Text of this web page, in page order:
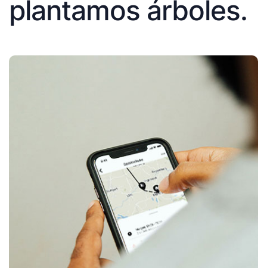
plantamos árboles.